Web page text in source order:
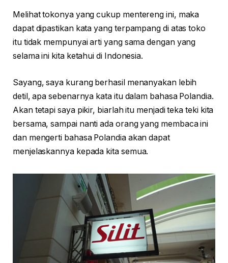
Melihat tokonya yang cukup mentereng ini, maka
dapat dipastikan kata yang terpampang di atas toko
itu tidak mempunyai arti yang sama dengan yang
selama ini kita ketahui di Indonesia.
Sayang, saya kurang berhasil menanyakan lebih
detil, apa sebenarnya kata itu dalam bahasa Polandia.
Akan tetapi saya pikir, biarlah itu menjadi teka teki kita
bersama, sampai nanti ada orang yang membaca ini
dan mengerti bahasa Polandia akan dapat
menjelaskannya kepada kita semua.